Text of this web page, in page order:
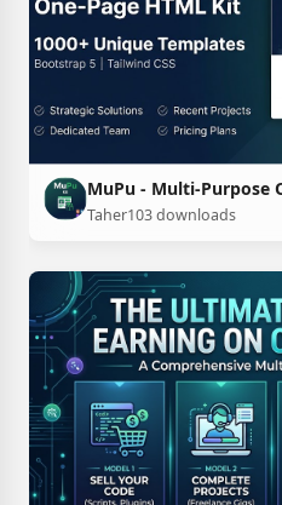
MuPu - Multi-Purpose
Taher103 downloads